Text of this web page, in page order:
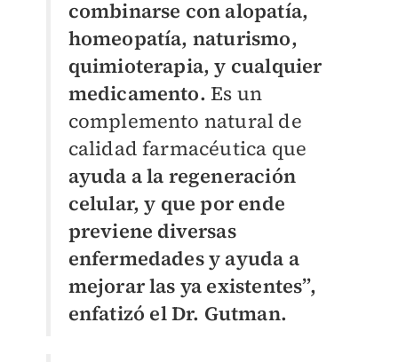
combinarse con alopatía,
homeopatía, naturismo,
quimioterapia, y cualquier
medicamento.Es un
complemento natural de
calidad farmacéutica que
ayuda a la regeneración
celular, y que por ende
previene diversas
enfermedades y ayuda a
mejorar las ya existentes”,
enfatizó el Dr. Gutman.